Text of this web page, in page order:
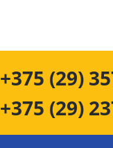
+375 (29)
+375 (29)